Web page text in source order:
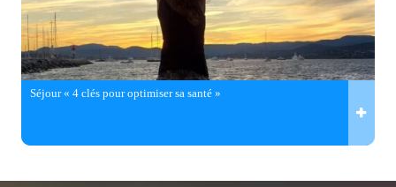
Séjour « 4 clés pour optimiser sa santé »